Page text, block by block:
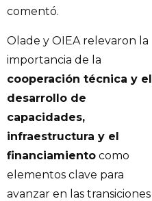
comentó.
Olade y OIEA relevaron la
importancia de la
cooperación técnica y el
desarrollo de
capacidades,
infraestructura y el
financiamiento como
elementos clave para
avanzar en las transiciones